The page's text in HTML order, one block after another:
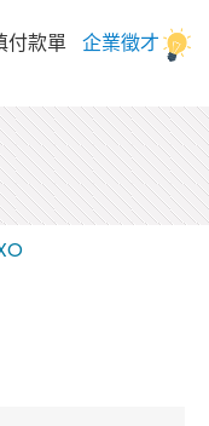
付款單 企業徵才